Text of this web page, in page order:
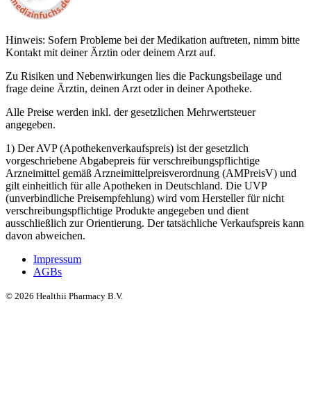
Hinweis: Sofern Probleme bei der Medikation auftreten, nimm bitte
Kontakt mit deiner Ärztin oder deinem Arzt auf.
Zu Risiken und Nebenwirkungen lies die Packungsbeilage und
frage deine Ärztin, deinen Arzt oder in deiner Apotheke.
Alle Preise werden inkl. der gesetzlichen Mehrwertsteuer
angegeben.
1) Der AVP (Apothekenverkaufspreis) ist der gesetzlich
vorgeschriebene Abgabepreis für verschreibungspflichtige
Arzneimittel gemäß Arzneimittelpreisverordnung (AMPreisV) und
gilt einheitlich für alle Apotheken in Deutschland. Die UVP
(unverbindliche Preisempfehlung) wird vom Hersteller für nicht
verschreibungspflichtige Produkte angegeben und dient
ausschließlich zur Orientierung. Der tatsächliche Verkaufspreis kann
davon abweichen.
Impressum
AGBs
© 2026 Healthii Pharmacy B.V.